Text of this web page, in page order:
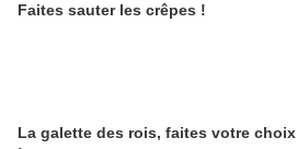
Faites sauter les crêpes !
La galette des rois, faites votre choix